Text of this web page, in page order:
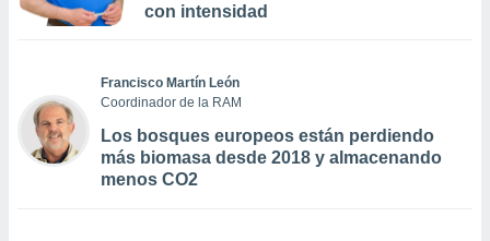
con intensidad
Francisco Martín León
Coordinador de la RAM
Los bosques europeos están perdiendo
más biomasa desde 2018 y almacenando
menos CO2